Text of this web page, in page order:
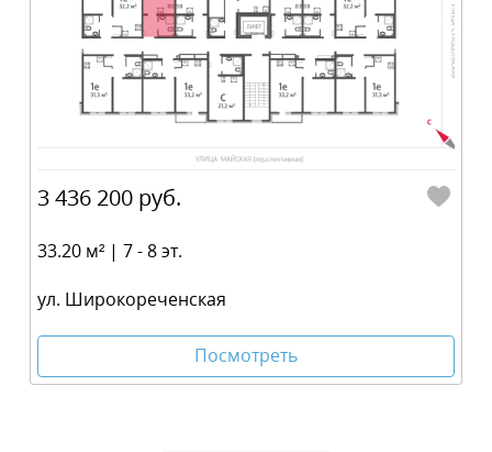
3 436 200 руб.
33.20 м² | 7 - 8 эт.
ул. Широкореченская
Посмотреть